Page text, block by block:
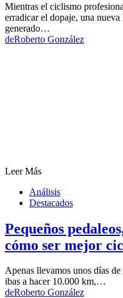
Mientras el ciclismo
erradicar el dopaje, una
generado…
deRoberto González
Leer Más
Análisis
Destacados
Pequeños
cómo ser mejor
Apenas llevamos unos días
ibas a hacer 10.000 km,…
deRoberto González